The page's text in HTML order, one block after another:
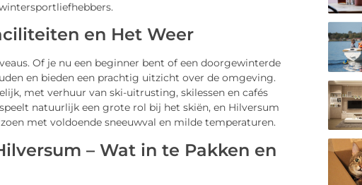
en Het Weer
Of je nu een beginner bent of een doorgewinterde
en bieden een prachtig uitzicht over de omgeving.
met verhuur van ski-uitrusting, skilessen en cafés
natuurlijk een grote rol bij het skiën, en Hilversum
met voldoende sneeuwval en milde temperaturen.
– Wat in te Pakken en